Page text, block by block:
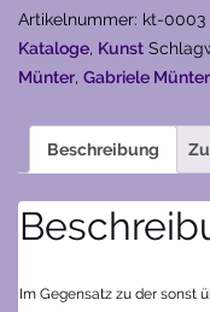
Münter
Preis
für
Künstlerinnen
(1994)
Menge
Artikelnummer: kt-0003
Kataloge, Kunst
Münter, Gabriele
Beschreibung
Im Gegensatz zu der sonst